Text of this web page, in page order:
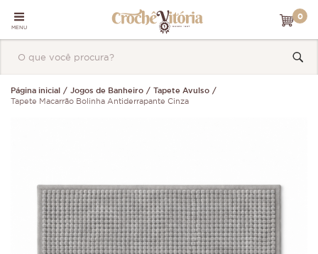
MENU
0
Página inicial Jogos de Banheiro
Tapete Avulso
Tapete Macarrão Bolinha Antiderrapante Cinza